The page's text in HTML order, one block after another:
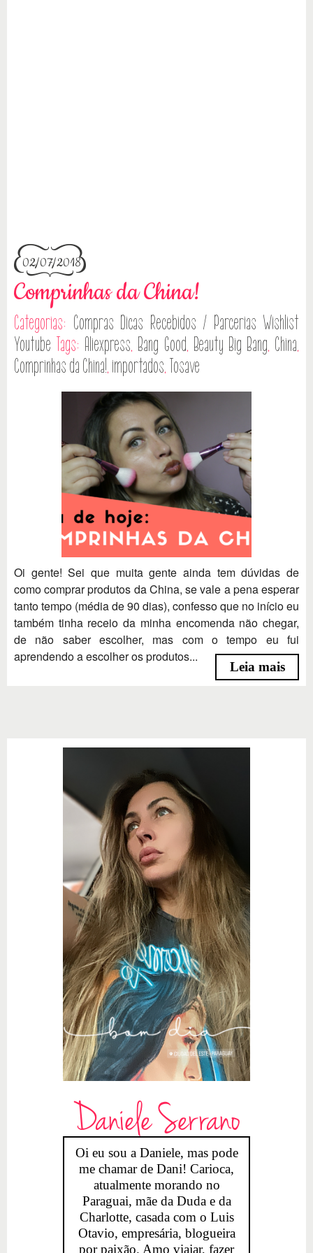
02/07/2018
Comprinhas da China!
Categorias: Compras Dicas Recebidos / Parcerias Wishlist
Youtube Tags: Aliexpress, Bang Good, Beauty Big Bang, China,
Comprinhas da China!,importados, Tosave
Oi gente! Sei que muita gente ainda tem dúvidas de
como comprar produtos da China, se vale a pena esperar
tanto tempo (média de 90 dias), confesso que no início eu
também tinha receio da minha encomenda não chegar,
de não saber escolher, mas com o tempo eu fui
aprendendo a escolher os produtos...
Leia mais
Daniele Serrano
Oi eu sou a Daniele, mas pode
me chamar de Dani! Carioca,
atualmente morando no
Paraguai, mãe da Duda e da
Charlotte, casada com o Luis
Otavio, empresária, blogueira
por paixão. Amo viajar, fazer